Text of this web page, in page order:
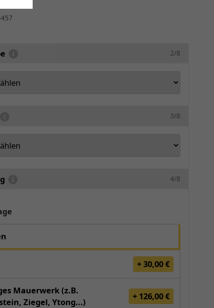
2/8
3/8
4/8
+ 30,00 €
Mauerwerk (z.B.
Ziegel, Ytong...)
+ 126,00 €